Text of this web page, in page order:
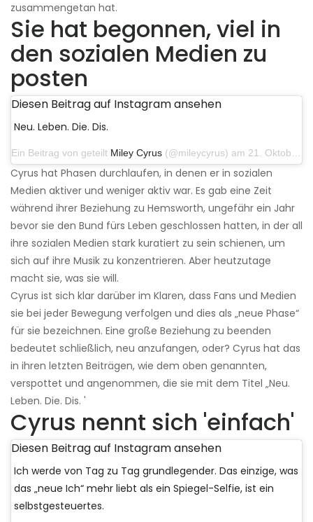
zusammengetan hat.
Sie hat begonnen, viel in
den sozialen Medien zu
posten
Diesen Beitrag auf Instagram ansehen
Neu. Leben. Die. Dis.
Ein Beitrag von geteilt Miley Cyrus (@mileycyrus) am 21. Oktober 2019 um 12:31 Uhr PDT
Cyrus hat Phasen durchlaufen, in denen er in sozialen
Medien aktiver und weniger aktiv war. Es gab eine Zeit
während ihrer Beziehung zu Hemsworth, ungefähr ein Jahr
bevor sie den Bund fürs Leben geschlossen hatten, in der all
ihre sozialen Medien stark kuratiert zu sein schienen, um
sich auf ihre Musik zu konzentrieren. Aber heutzutage
macht sie, was sie will.
Cyrus ist sich klar darüber im Klaren, dass Fans und Medien
sie bei jeder Bewegung verfolgen und dies als „neue Phase“
für sie bezeichnen. Eine große Beziehung zu beenden
bedeutet schließlich, neu anzufangen, oder? Cyrus hat das
in ihren letzten Beiträgen, wie dem oben genannten,
verspottet und angenommen, die sie mit dem Titel „Neu.
Leben. Die. Dis. '
Cyrus nennt sich 'einfach'
Diesen Beitrag auf Instagram ansehen
Ich werde von Tag zu Tag grundlegender. Das einzige, was
das „neue Ich“ mehr liebt als ein Spiegel-Selfie, ist ein
selbstgesteuertes.